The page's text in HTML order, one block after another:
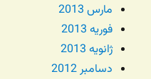
مارس 2013
فوریه 2013
ژانویه 2013
دسامبر 2012